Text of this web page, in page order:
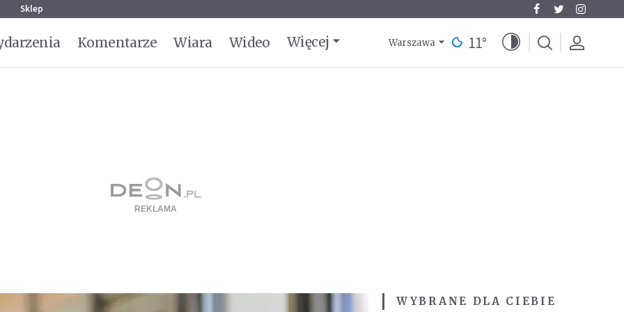
Sklep
Komentarze Wiara Wideo Więcej Warszawa 11°
WYBRANE DLA CIEBIE